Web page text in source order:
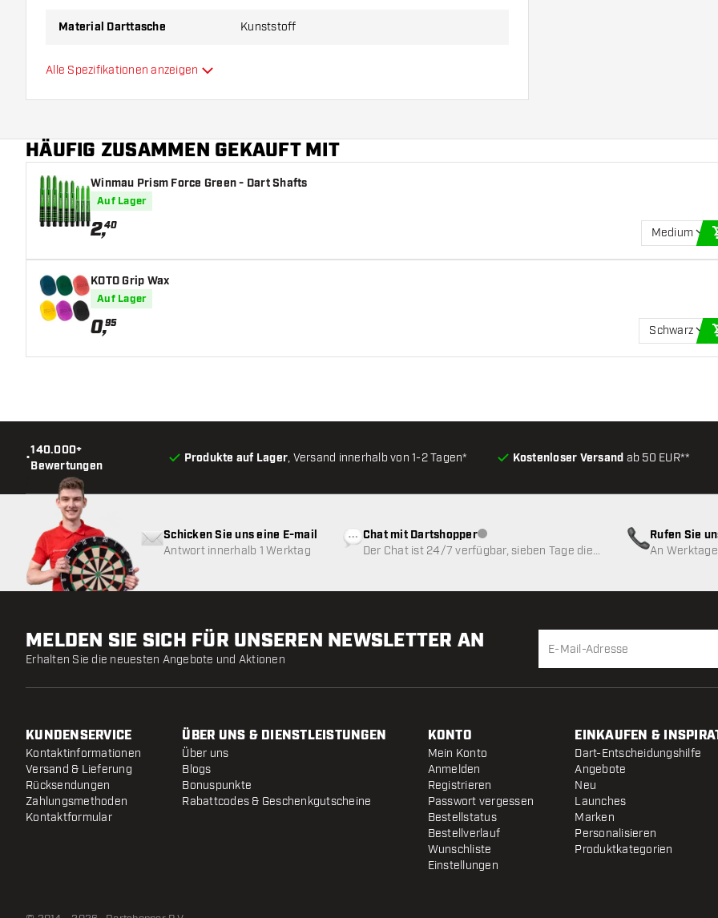
Material Darttasche Kunststoff
Kapazität Darttasche
Hauptfarbe
Alle Spezifikationen anzeigen
HÄUFIG ZUSAMMEN GEKAUFT MIT
Winmau Prism Force Green - Dart Shafts
Auf Lager
2,40
Medium
KOTO Grip Wax
Auf Lager
0,95
Schwarz
•
140.000+
Bewertungen
Produkte auf Lager, Versand innerhalb von 1-2 Tagen* Kostenloser Versand ab 50 EUR**
Schicken Sie uns eine E-mail
Antwort innerhalb 1 Werktag
Chat mit DartshopperKundenservice nicht verfügbar
Der Chat ist 24/7 verfügbar, sieben Tage die
Rufen Sie
An
MELDEN SIE SICH FÜR UNSEREN NEWSLETTER AN
Erhalten Sie die neuesten Angebote und Aktionen
KUNDENSERVICE
Kontaktinformationen
Versand & Lieferung
Rücksendungen
Zahlungsmethoden
Kontaktformular
ÜBER UNS & DIENSTLEISTUNGEN
Über uns
Blogs
Bonuspunkte
Rabattcodes & Geschenkgutscheine
KONTO
Mein Konto
Anmelden
Registrieren
Passwort vergessen
Bestellstatus
Bestellverlauf
Wunschliste
Einstellungen
EINKAUFEN &
Dart-Entscheidungshilfe
Angebote
Neu
Launches
Marken
Personalisieren
Produktkategorien